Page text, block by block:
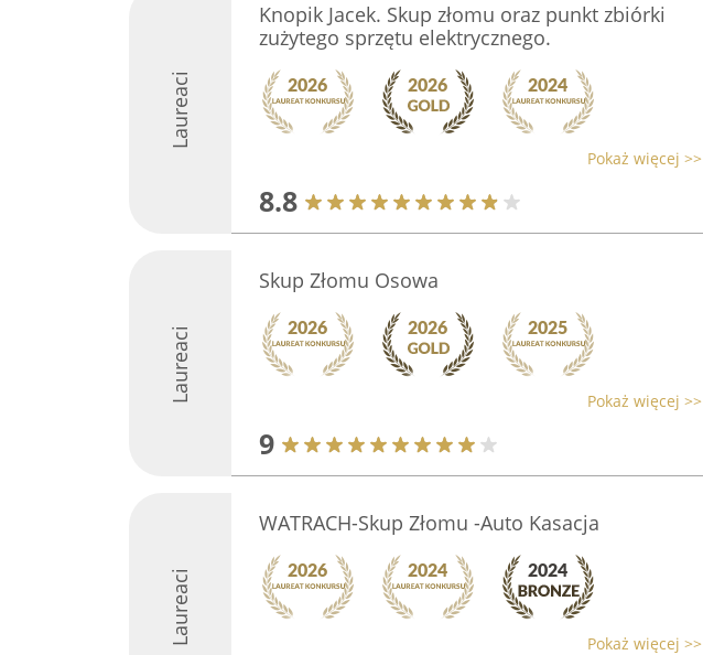
Laureaci
Knopik Jacek. Skup złomu oraz punkt zbiórki
zużytego sprzętu elektrycznego.
Pokaż więcej >>
8.8
Laureaci
Skup Złomu Osowa
Pokaż więcej >>
9
Laureaci
WATRACH-Skup Złomu -Auto Kasacja
Pokaż więcej >>